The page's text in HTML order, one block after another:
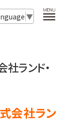
▼
ランド・
会社ラン